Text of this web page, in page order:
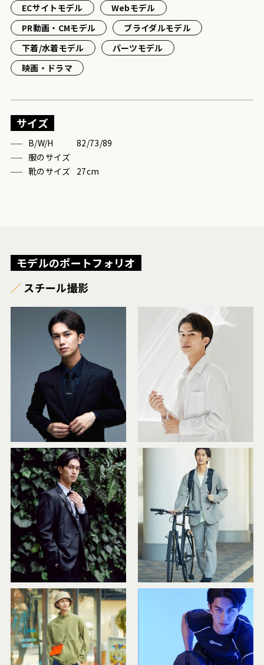
ECサイトモデル
Webモデル
PR動画・CMモデル
ブライダルモデル
下着/水着モデル
パーツモデル
映画・ドラマ
サイズ
B/W/H
82/73/89
服のサイズ
靴のサイズ 27cm
モデルのポートフォリオ
スチール撮影